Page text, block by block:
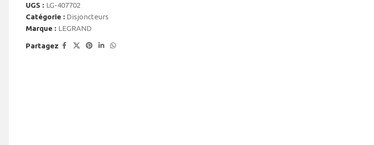
UGS : LG-407702
Catégorie : Disjoncteurs
Marque : LEGRAND
Partagez